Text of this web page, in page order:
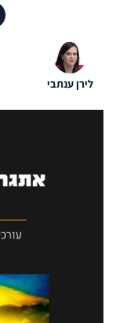
לירן ענתבי